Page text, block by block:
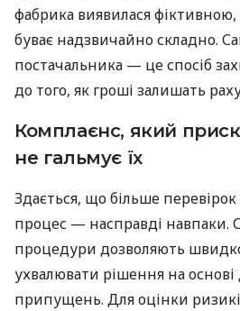
фабрика виявилася
буває надзвичайно складно.
постачальника — це спосіб
до того, як гроші залишать
Комплаєнс, який
не гальмує їх
Здається, що більше
процес — насправді навпаки.
процедури дозволяють
ухвалювати рішення на
припущень. Для оцінки